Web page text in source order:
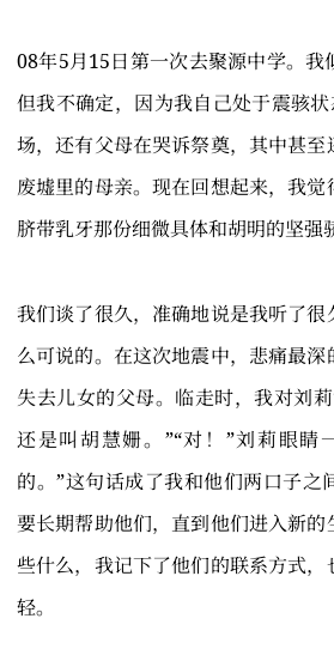
08年5月15日第一次去聚源中学。我
但我不确定，因为我自己处于震骇
场，还有父母在哭诉祭奠，其中甚
废墟里的母亲。现在回想起来，我
脐带乳牙那份细微具体和胡明的坚强
我们谈了很久，准确地说是我听了
么可说的。在这次地震中，悲痛最
失去儿女的父母。临走时，我对刘莉
还是叫胡慧姗。”“对！”刘莉眼睛
的。”这句话成了我和他们两口子之
要长期帮助他们，直到他们进入新
些什么，我记下了他们的联系方式
轻。